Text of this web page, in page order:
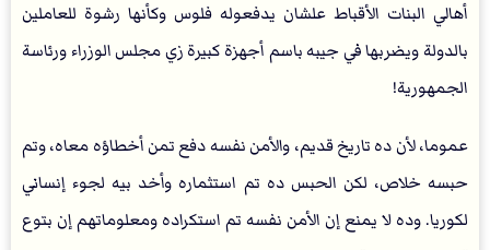
أهالي البنات الأقباط علشان يدفعوله فلوس وكأنها رشوة للعاملين
بالدولة ويضربها في جيبه باسم أجهزة كبيرة زي مجلس الوزراء ورئاسة
الجمهورية!
عموما، لأن ده تاريخ قديم، والأمن نفسه دفع تمن أخطاؤه معاه، وتم
حبسه خلاص، لكن الحبس ده تم استثماره وأخد بيه لجوء إنساني
لكوريا. وده لا يمنع إن الأمن نفسه تم استكراده ومعلوماتهم إن بتوع